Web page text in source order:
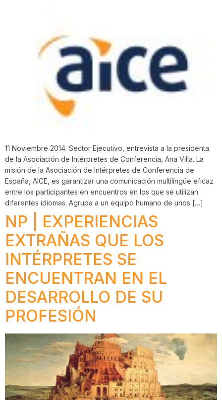
11 Noviembre 2014. Sector Ejecutivo, entrevista a la presidenta
de la Asociación de Intérpretes de Conferencia, Ana Villa. La
misión de la Asociación de Intérpretes de Conferencia de
España, AICE, es garantizar una comunicación multilíngüe eficaz
entre los participantes en encuentros en los que se utilizan
diferentes idiomas. Agrupa a un equipo humano de unos […]
NP | EXPERIENCIAS
EXTRAÑAS QUE LOS
INTÉRPRETES SE
ENCUENTRAN EN EL
DESARROLLO DE SU
PROFESIÓN